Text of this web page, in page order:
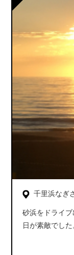
千里浜なぎ
砂浜をドライ
日が素敵でした